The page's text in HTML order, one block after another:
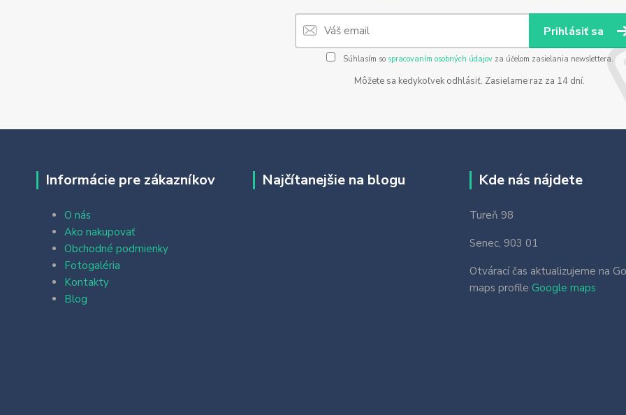
Prihlásiť sa
Súhlasím so spracovaním osobných údajovza účelom zasielania newslettera.
Môžete sa kedykoľvek odhlásiť. Zasielame raz za 14 dní.
Informácie pre zákazníkov
O nás
Ako nakupovať
Obchodné podmienky
Fotogaléria
Kontakty
Blog
Najčítanejšie na blogu Kde nás nájdete
Tureň 98
Senec, 903 01
Otvárací čas aktualizujeme na
maps profile Google maps